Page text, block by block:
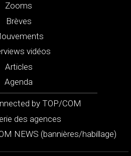
Zooms
Brèves
vidéos
Articles
Agenda
by TOP/COM
des agences
NEWS (bannières/habillage)